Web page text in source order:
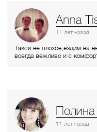
Anna
11 летназад
Такси не плохое,ездим на
всегда вежливо и с
11 летназад